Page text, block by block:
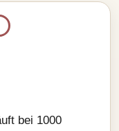
bei 1000